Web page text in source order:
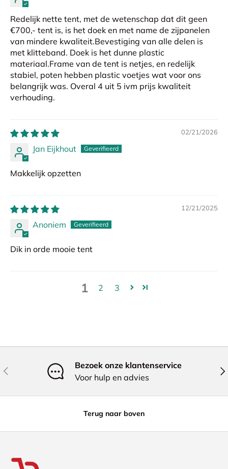
Redelijk nette tent, met de wetenschap dat dit geen
€700,- tent is, is het doek en met name de zijpanelen
van mindere kwaliteit.Bevestiging van alle delen is
met klitteband. Doek is het dunne plastic
materiaal.Frame van de tent is netjes, en redelijk
stabiel, poten hebben plastic voetjes wat voor ons
belangrijk was. Overal 4 uit 5 ivm prijs kwaliteit
verhouding.
02/21/2026
Jan Eijkhout
Makkelijk opzetten
12/21/2025
Anoniem
Dik in orde mooie tent
1 2 3
Vorige
Bezoek onze klantenservice
Voor hulp en advies
Terug naar boven